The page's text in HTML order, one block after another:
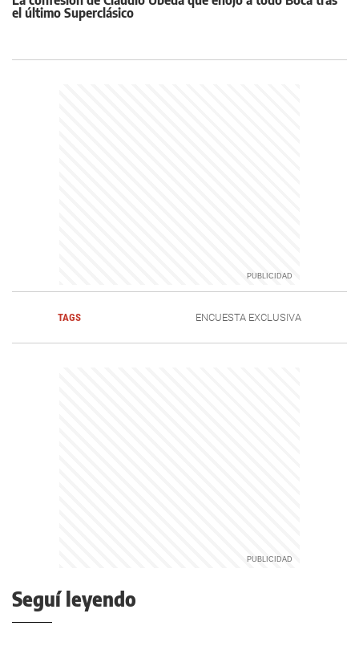
el último Superclásico
TAGS ENCUESTA EXCLUSIVA
Seguí leyendo